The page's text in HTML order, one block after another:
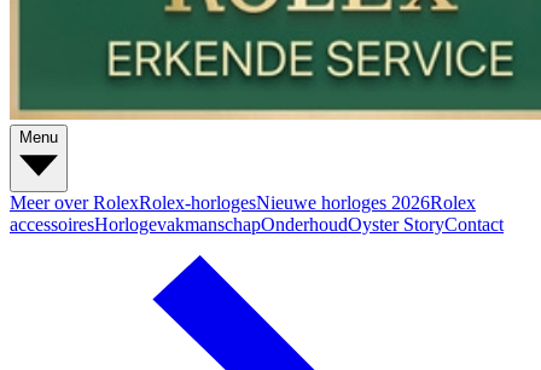
Menu
Meer over RolexRolex-horlogesNieuwe horloges 2026Rolex
accessoiresHorlogevakmanschapOnderhoudOyster StoryContact